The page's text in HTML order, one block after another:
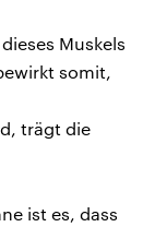
Muskels
somit,
trägt die
ist es, dass